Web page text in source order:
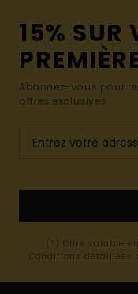
15% SUR
Abonnez-vous pour
offres exclusives.
(*) Offre valable
Conditions détaillées